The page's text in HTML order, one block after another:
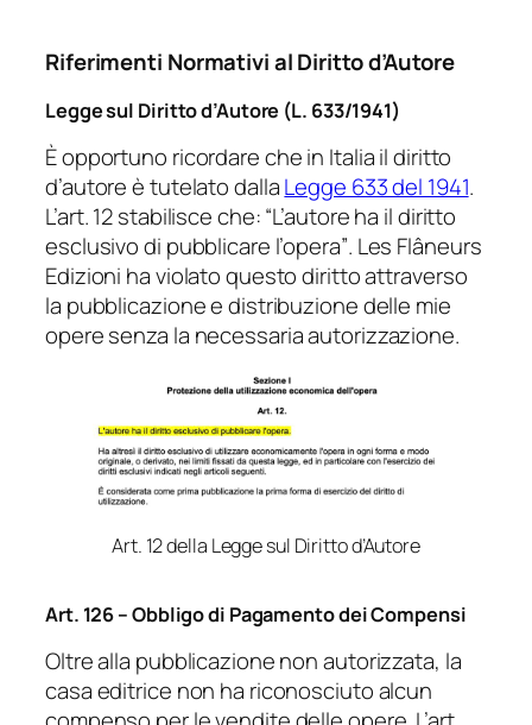
Riferimenti Normativi al Diritto d’Autore
Legge sul Diritto d’Autore (L. 633/1941)
È opportuno ricordare che in Italia il diritto
d’autore è tutelato dallaLegge 633 del 1941.
L’art. 12 stabilisce che:“L’autore ha il diritto
esclusivo di pubblicare l’opera”. Les Flâneurs
Edizioni ha violato questo diritto attraverso
la pubblicazione e distribuzione delle mie
opere senza la necessaria autorizzazione.
Art. 12 della Legge sul Diritto d’Autore
Art. 126 – Obbligo di Pagamento dei Compensi
Oltre alla pubblicazione non autorizzata, la
casa editrice non ha riconosciuto alcun